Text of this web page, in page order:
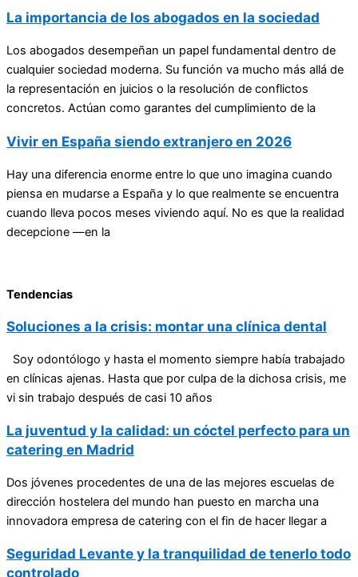
La importancia de los abogados en la sociedad
Los abogados desempeñan un papel fundamental dentro de
cualquier sociedad moderna. Su función va mucho más allá de
la representación en juicios o la resolución de conflictos
concretos. Actúan como garantes del cumplimiento de la
Vivir en España siendo extranjero en 2026
Hay una diferencia enorme entre lo que uno imagina cuando
piensa en mudarse a España y lo que realmente se encuentra
cuando lleva pocos meses viviendo aquí. No es que la realidad
decepcione —en la
Tendencias
Soluciones a la crisis: montar una clínica dental
Soy odontólogo y hasta el momento siempre había trabajado
en clínicas ajenas. Hasta que por culpa de la dichosa crisis, me
vi sin trabajo después de casi 10 años
La juventud y la calidad: un cóctel perfecto para un
catering en Madrid
Dos jóvenes procedentes de una de las mejores escuelas de
dirección hostelera del mundo han puesto en marcha una
innovadora empresa de catering con el fin de hacer llegar a
Seguridad Levante y la tranquilidad de tenerlo todo
controlado